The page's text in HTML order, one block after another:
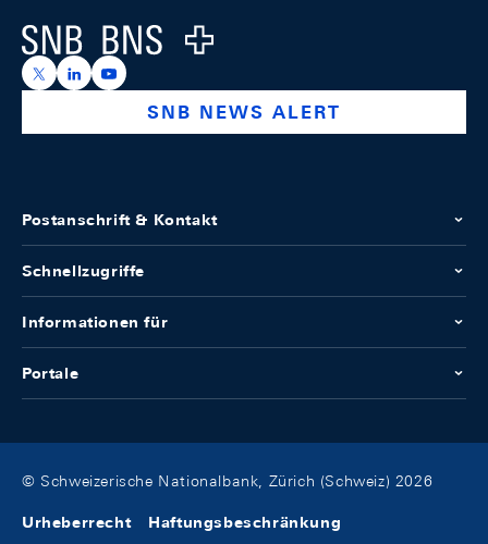
Logo
https://x.com/snb_bns
https://ch.linkedin.com/company/swiss-national-
https://www.youtube.com/@swissnationalbank
SNB NEWS ALERT
Postanschrift & Kontakt
Schnellzugriffe
Informationen für
Portale
© Schweizerische Nationalbank, Zürich (Schweiz) 2026
Urheberrecht Haftungsbeschränkung